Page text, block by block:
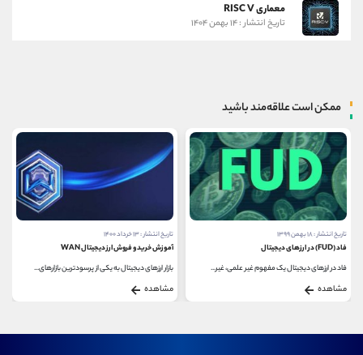
معماری RISC V
تاریخ انتشار : ۱۴ بهمن ۱۴۰۴
ممکن است علاقه‌مند باشید
تاریخ انتشار : ۱۸ بهمن ۱۳۹۹
فاد (FUD) در ارزهای دیجیتال
فاد در ارزهای دیجیتال یک مفهوم غیر علمی، غیر...
مشاهده
تاریخ انتشار : ۱۳ خرداد ۱۴۰۰
آموزش خرید و فروش ارز دیجیتال WAN
بازار ارزهای دیجیتال به یکی از پرسودترین بازارهای...
مشاهده